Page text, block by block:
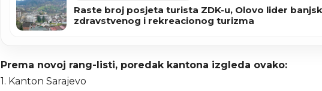
Raste broj posjeta turista ZDK-u, Olovo lider
zdravstvenog i rekreacionog turizma
Prema novoj rang-listi, poredak kantona izgleda ovako:
1. Kanton Sarajevo